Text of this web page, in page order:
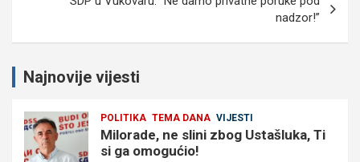
nadzor!”
Najnovije vijesti
POLITIKA TEMA DANA VIJESTI
Milorade, ne slini zbog Ustašluka, Ti
si ga omogućio!